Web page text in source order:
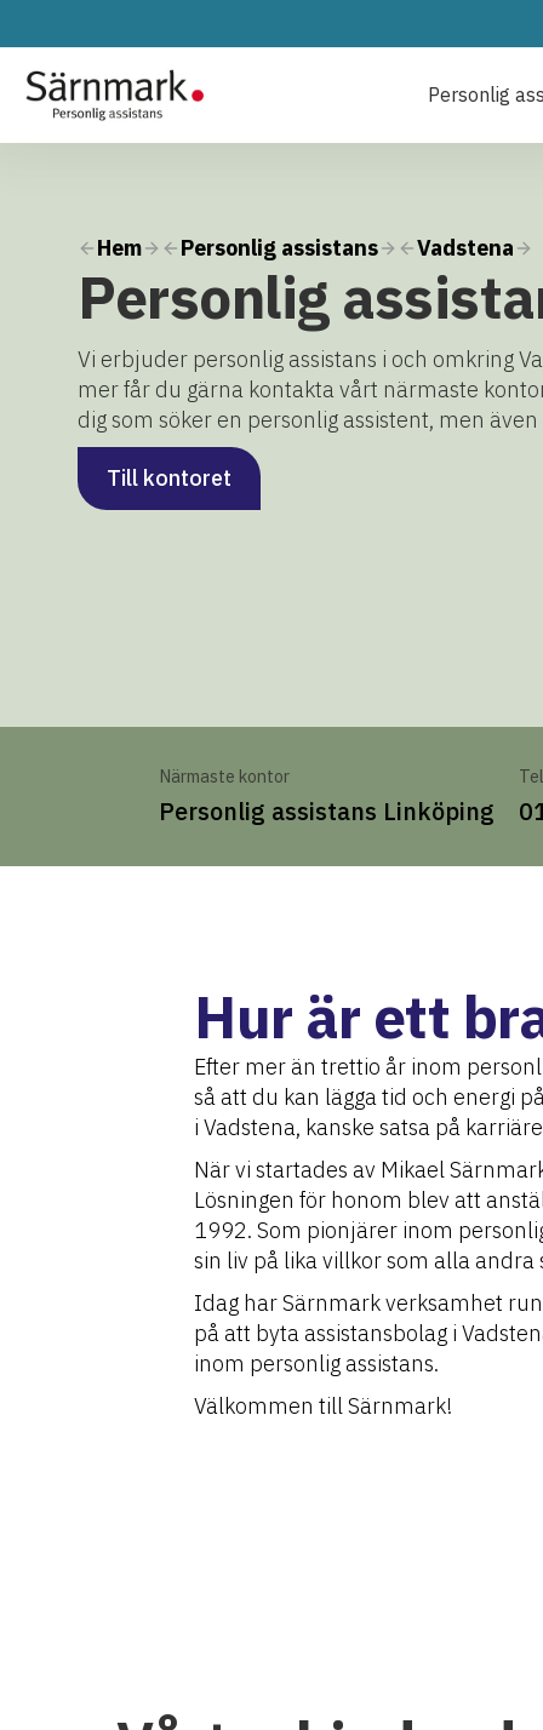
Personlig
Hem Personlig assistans Vadstena
Personlig
Vi erbjuder personlig assistans i och omkring
mer får du gärna kontakta vårt närmaste
dig som söker en personlig assistent, men
Till kontoret
Närmaste kontor
Personlig assistans Linköping
Hur är ett
Efter mer än trettio år inom
så att du kan lägga tid och energi
i Vadstena, kanske satsa på
När vi startades av Mikael
Lösningen för honom blev att
1992. Som pionjärer inom
sin liv på lika villkor som alla
Idag har Särnmark verksamhet
på att byta assistansbolag i
inom personlig assistans.
Välkommen till Särnmark!